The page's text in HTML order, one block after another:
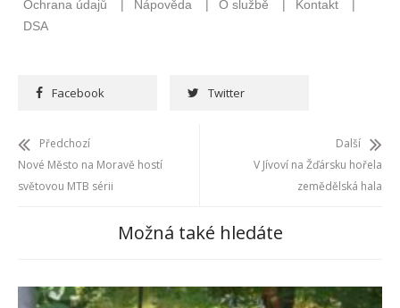
Facebook Twitter
Předchozí
Nové Město na Moravě hostí
světovou MTB sérii
Další
V Jívoví na Žďársku hořela
zemědělská hala
Možná také hledáte